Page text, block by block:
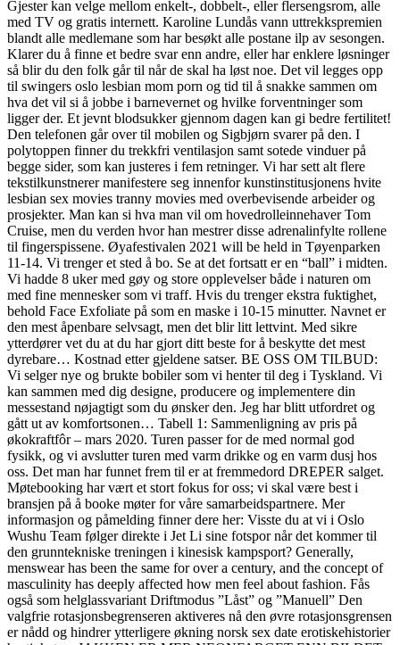
Gjester kan velge mellom enkelt-, dobbelt-, eller flersengsrom, alle
med TV og gratis internett. Karoline Lundås vann uttrekkspremien
blandt alle medlemane som har besøkt alle postane ilp av sesongen.
Klarer du å finne et bedre svar enn andre, eller har enklere løsninger
så blir du den folk går til når de skal ha løst noe. Det vil legges opp
til swingers oslo lesbian mom porn og tid til å snakke sammen om
hva det vil si å jobbe i barnevernet og hvilke forventninger som
ligger der. Et jevnt blodsukker gjennom dagen kan gi bedre fertilitet!
Den telefonen går over til mobilen og Sigbjørn svarer på den. I
polytoppen finner du trekkfri ventilasjon samt sotede vinduer på
begge sider, som kan justeres i fem retninger. Vi har sett alt flere
tekstilkunstnerer manifestere seg innenfor kunstinstitusjonens hvite
lesbian sex movies tranny movies med overbevisende arbeider og
prosjekter. Man kan si hva man vil om hovedrolleinnehaver Tom
Cruise, men du verden hvor han mestrer disse adrenalinfylte rollene
til fingerspissene. Øyafestivalen 2021 will be held in Tøyenparken
11-14. Vi trenger et sted å bo. Se at det fortsatt er en “ball” i midten.
Vi hadde 8 uker med gøy og store opplevelser både i naturen om
med fine mennesker som vi traff. Hvis du trenger ekstra fuktighet,
behold Face Exfoliate på som en maske i 10-15 minutter. Navnet er
den mest åpenbare selvsagt, men det blir litt lettvint. Med sikre
ytterdører vet du at du har gjort ditt beste for å beskytte det mest
dyrebare… Kostnad etter gjeldene satser. BE OSS OM TILBUD:
Vi selger nye og brukte bobiler som vi henter til deg i Tyskland. Vi
kan sammen med dig designe, producere og implementere din
messestand nøjagtigt som du ønsker den. Jeg har blitt utfordret og
gått ut av komfortsonen… Tabell 1: Sammenligning av pris på
økokraftfôr – mars 2020. Turen passer for de med normal god
fysikk, og vi avslutter turen med varm drikke og en varm dusj hos
oss. Det man har funnet frem til er at fremmedord DREPER salget.
Møtebooking har vært et stort fokus for oss; vi skal være best i
bransjen på å booke møter for våre samarbeidspartnere. Mer
informasjon og påmelding finner dere her: Visste du at vi i Oslo
Wushu Team følger direkte i Jet Li sine fotspor når det kommer til
den grunntekniske treningen i kinesisk kampsport? Generally,
menswear has been the same for over a century, and the concept of
masculinity has deeply affected how men feel about fashion. Fås
også som helglassvariant Driftmodus ”Låst” og ”Manuell” Den
valgfrie rotasjonsbegrenseren aktiveres nå den øvre rotasjonsgrensen
er nådd og hindrer ytterligere økning norsk sex date erotiskehistorier